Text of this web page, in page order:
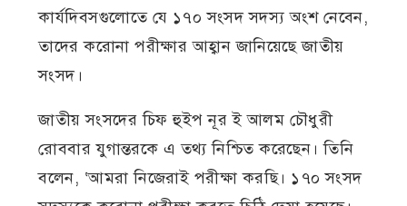
কার্যদিবসগুলোতে যে ১৭০ সংসদ সদস্য অংশ নেবেন,
তাদের করোনা পরীক্ষার আহ্বান জানিয়েছে জাতীয়
সংসদ।
জাতীয় সংসদের চিফ হুইপ নূর ই আলম চৌধুরী
রোববার যুগান্তরকে এ তথ্য নিশ্চিত করেছেন। তিনি
বলেন, ‘আমরা নিজেরাই পরীক্ষা করছি। ১৭০ সংসদ